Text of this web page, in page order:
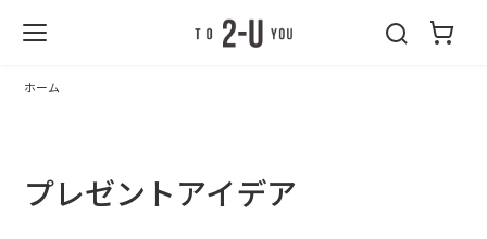
ホーム
プレゼントアイデア